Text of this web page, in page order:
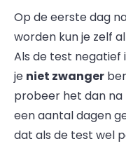
Op de eerste dag
worden kun je zelf
Als de test negatief
je niet zwanger
probeer het dan na
een aantal dagen
dat als de test wel